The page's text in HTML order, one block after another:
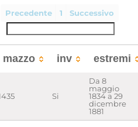
Precedente 1 Successivo
mazzo inv estremi
Si
Da 8
maggio
1834 a 29
dicembre
1881